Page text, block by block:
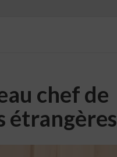
chef de
étrangères